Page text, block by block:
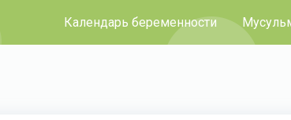
Календарь беременности